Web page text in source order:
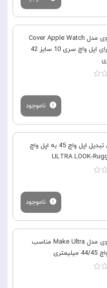
کاور اپیکوی مدل Cover Apple Watch
مناسب برای اپل واچ سری 10 سایز 42
ناموجود
کاور فلزی تبدیل اپل واچ 45 به اپل واچ
ناموجود
کاور اپیکوی مدل Make Ultra مناسب